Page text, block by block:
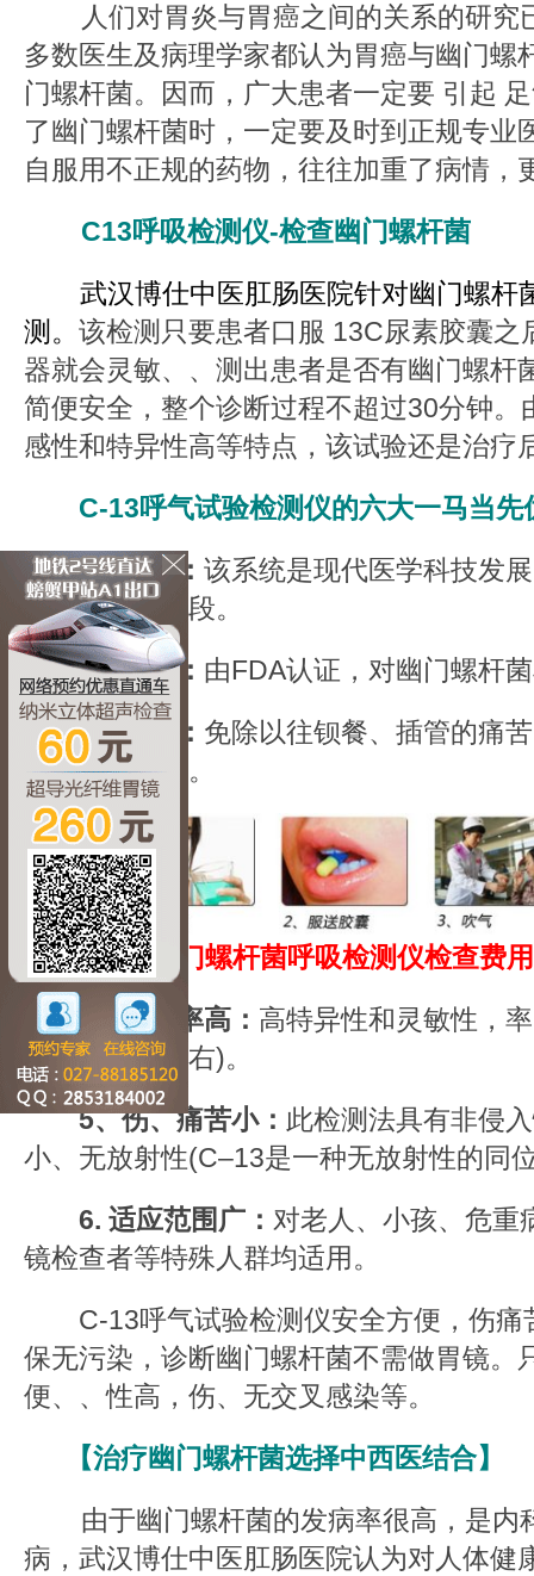
人们对胃炎与胃癌之间的关系的研究
多数医生及病理学家都认为胃癌与幽门螺
门螺杆菌。因而，广大患者一定要 引起
了幽门螺杆菌时，一定要及时到正规专业
自服用不正规的药物，往往加重了病情，
C13呼吸检测仪-检查幽门螺杆菌
武汉博仕中医肛肠医院针对幽门螺杆
测。 该检测只要患者口服 13C尿素胶囊之
器就会灵敏、、测出患者是否有幽门螺杆
简便安全，整个诊断过程不超过30分钟。
感性和特异性高等特点，该试验还是治疗
C-13呼气试验检测仪的六大一马当先
1、独特： 该系统是现代医学科技发
病一种独特手段。
2、知名： 由FDA认证，对幽门螺杆
3、简便： 免除以往钡餐、插管的痛
测出胃肠疾病。
>>>C13幽门螺杆菌呼吸检测仪检查费
4、诊断率高： 高特异性和灵敏性，
率可达98%左右)。
5、伤、痛苦小： 此检测法具有非侵
小、无放射性(C–13是一种无放射性的同
6. 适应范围广： 对老人、小孩、危重
镜检查者等特殊人群均适用。
C-13呼气试验检测仪安全方便，伤痛
保无污染，诊断幽门螺杆菌不需做胃镜。
便、、性高，伤、无交叉感染等。
【治疗幽门螺杆菌选择中西医结合】
由于幽门螺杆菌的发病率很高，是内
病，武汉博仕中医肛肠医院认为对人体健